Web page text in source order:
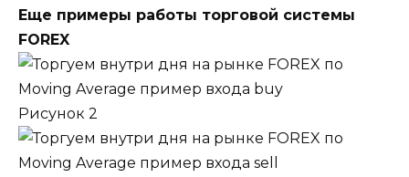
Еще примеры работы торговой системы
FOREX
Рисунок 2